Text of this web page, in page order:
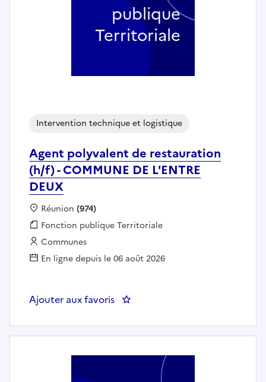
Agent polyvalent de restauration
(h/f) - COMMUNE DE L'ENTRE
DEUX
Intervention technique et logistique
Localisation :
Réunion (974)
Fonction publique :
Fonction publique Territoriale
Employeur :
Communes
En ligne depuis le 06 août 2026
Ajouter aux favoris : Agent polyvalent de
publique
Territoriale